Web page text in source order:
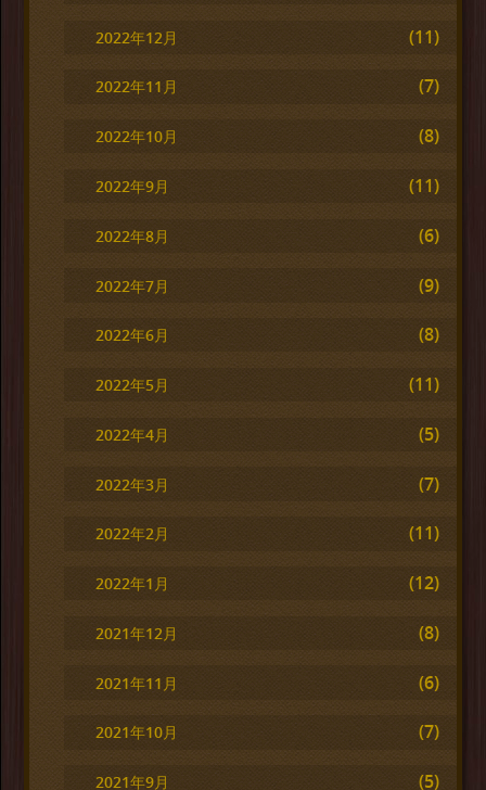
2022年12月 (11)
2022年11月 (7)
2022年10月 (8)
2022年9月 (11)
2022年8月 (6)
2022年7月 (9)
2022年6月 (8)
2022年5月 (11)
2022年4月 (5)
2022年3月 (7)
2022年2月 (11)
2022年1月 (12)
2021年12月 (8)
2021年11月 (6)
2021年10月 (7)
2021年9月 (5)